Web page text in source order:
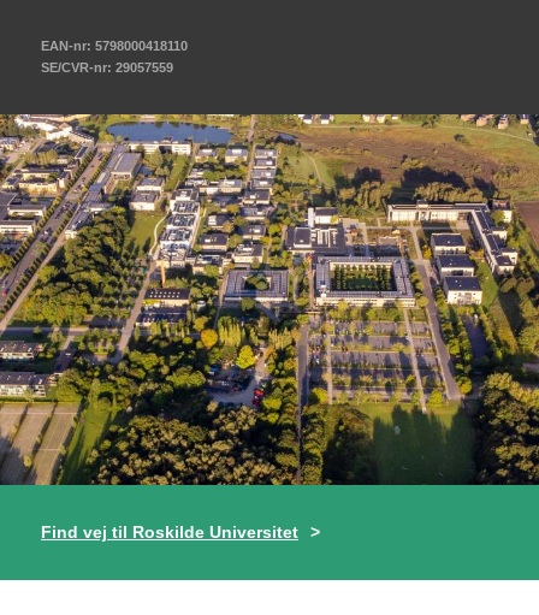
EAN-nr: 5798000418110
SE/CVR-nr: 29057559
Find vej til Roskilde Universitet